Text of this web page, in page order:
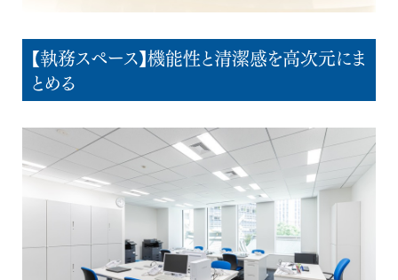
【執務スペース】機能性と清潔感を高次元にま
とめる